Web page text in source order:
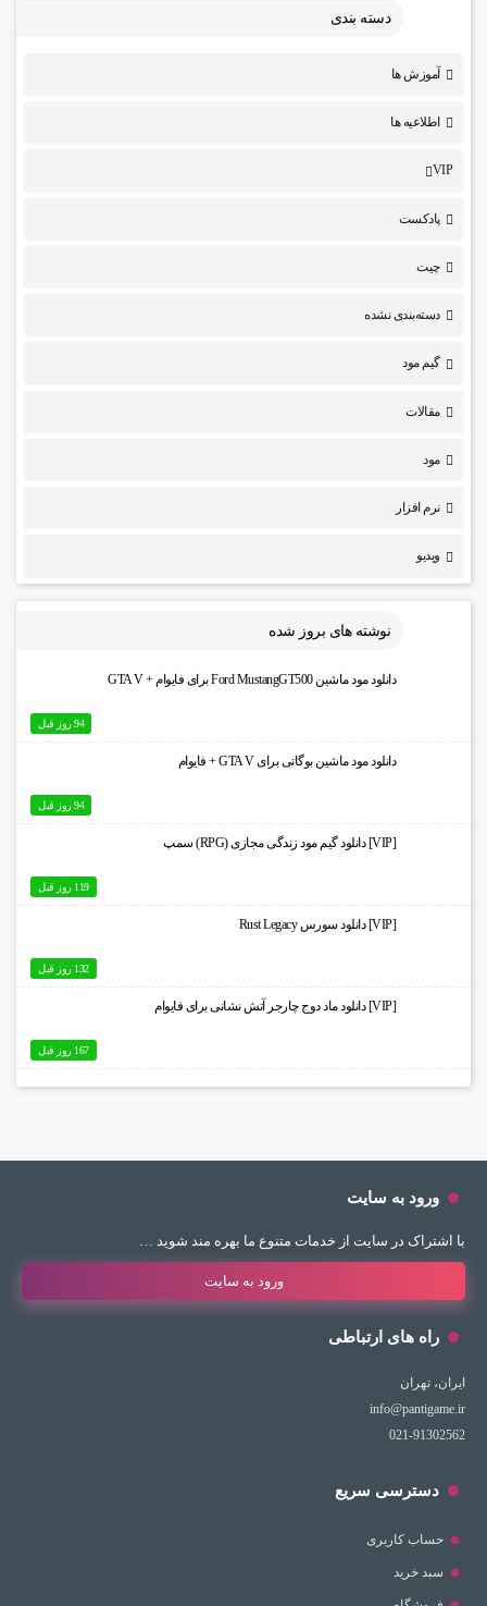
دسته بندی
آموزش ها
اطلاعیه ها
VIP
پادکست
چیت
دسته‌بندی نشده
گیم مود
مقالات
مود
نرم افزار
ویدیو
نوشته های بروز شده
دانلود مود ماشین Ford MustangGT500 برای فایوام + GTA V
94 روز قبل
دانلود مود ماشین بوگاتی برای GTA V + فایوام
94 روز قبل
[VIP] دانلود گیم مود زندگی مجازی (RPG) سمپ
119 روز قبل
[VIP] دانلود سورس Rust Legacy
132 روز قبل
[VIP] دانلود ماد دوج چارجر آتش نشانی برای فایوام
167 روز قبل
ورود به سایت
با اشتراک در سایت از خدمات متنوع ما بهره مند شوید …
ورود به سایت
راه های ارتباطی
ایران، تهران
info@pantigame.ir
021-91302562
دسترسی سریع
حساب کاربری
سبد خرید